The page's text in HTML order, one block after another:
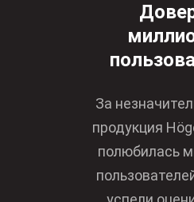
За
продукция
полюбилась